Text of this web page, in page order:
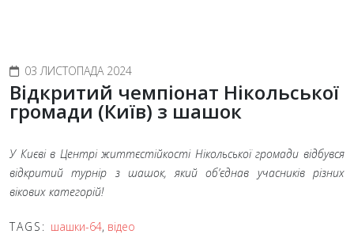
03 ЛИСТОПАДА 2024
Відкритий чемпіонат Нікольської
громади (Київ) з шашок
У Києві в Центрі життєстійкості Нікольської громади відбувся
відкритий турнір з шашок, який об’єднав учасників різних
вікових категорій!
TAGS: шашки-64, відео